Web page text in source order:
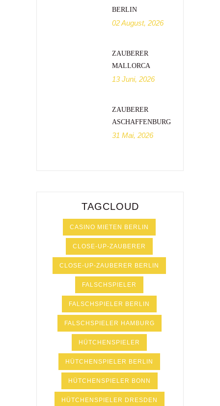
BERLIN
02 August, 2026
ZAUBERER
MALLORCA
13 Juni, 2026
ZAUBERER
ASCHAFFENBURG
31 Mai, 2026
TAGCLOUD
CASINO MIETEN BERLIN
CLOSE-UP-ZAUBERER
CLOSE-UP-ZAUBERER BERLIN
FALSCHSPIELER
FALSCHSPIELER BERLIN
FALSCHSPIELER HAMBURG
HÜTCHENSPIELER
HÜTCHENSPIELER BERLIN
HÜTCHENSPIELER BONN
HÜTCHENSPIELER DRESDEN